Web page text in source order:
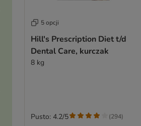
5 opcji
Hill's Prescription Diet t/d
Dental Care, kurczak
8 kg
Pusto: 4.2/5 (294)